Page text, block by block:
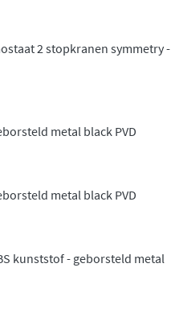
2 stopkranen symmetry -
metal black PVD
metal black PVD
kunststof - geborsteld metal